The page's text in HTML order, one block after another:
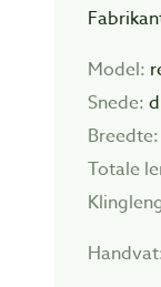
Model:
Snede:
Breedte:
Totale